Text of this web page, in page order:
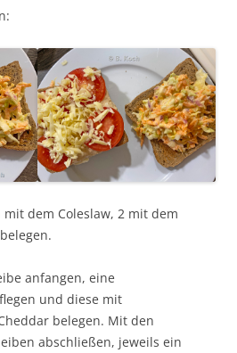
mit dem Coleslaw, 2 mit dem
anfangen, eine
und diese mit
belegen. Mit den
abschließen, jeweils ein